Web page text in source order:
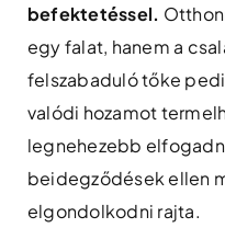
befektetéssel.
egy falat, hanem a
felszabaduló tőke
valódi hozamot
legnehezebb
beidegződések ellen
elgondolkodni rajta.